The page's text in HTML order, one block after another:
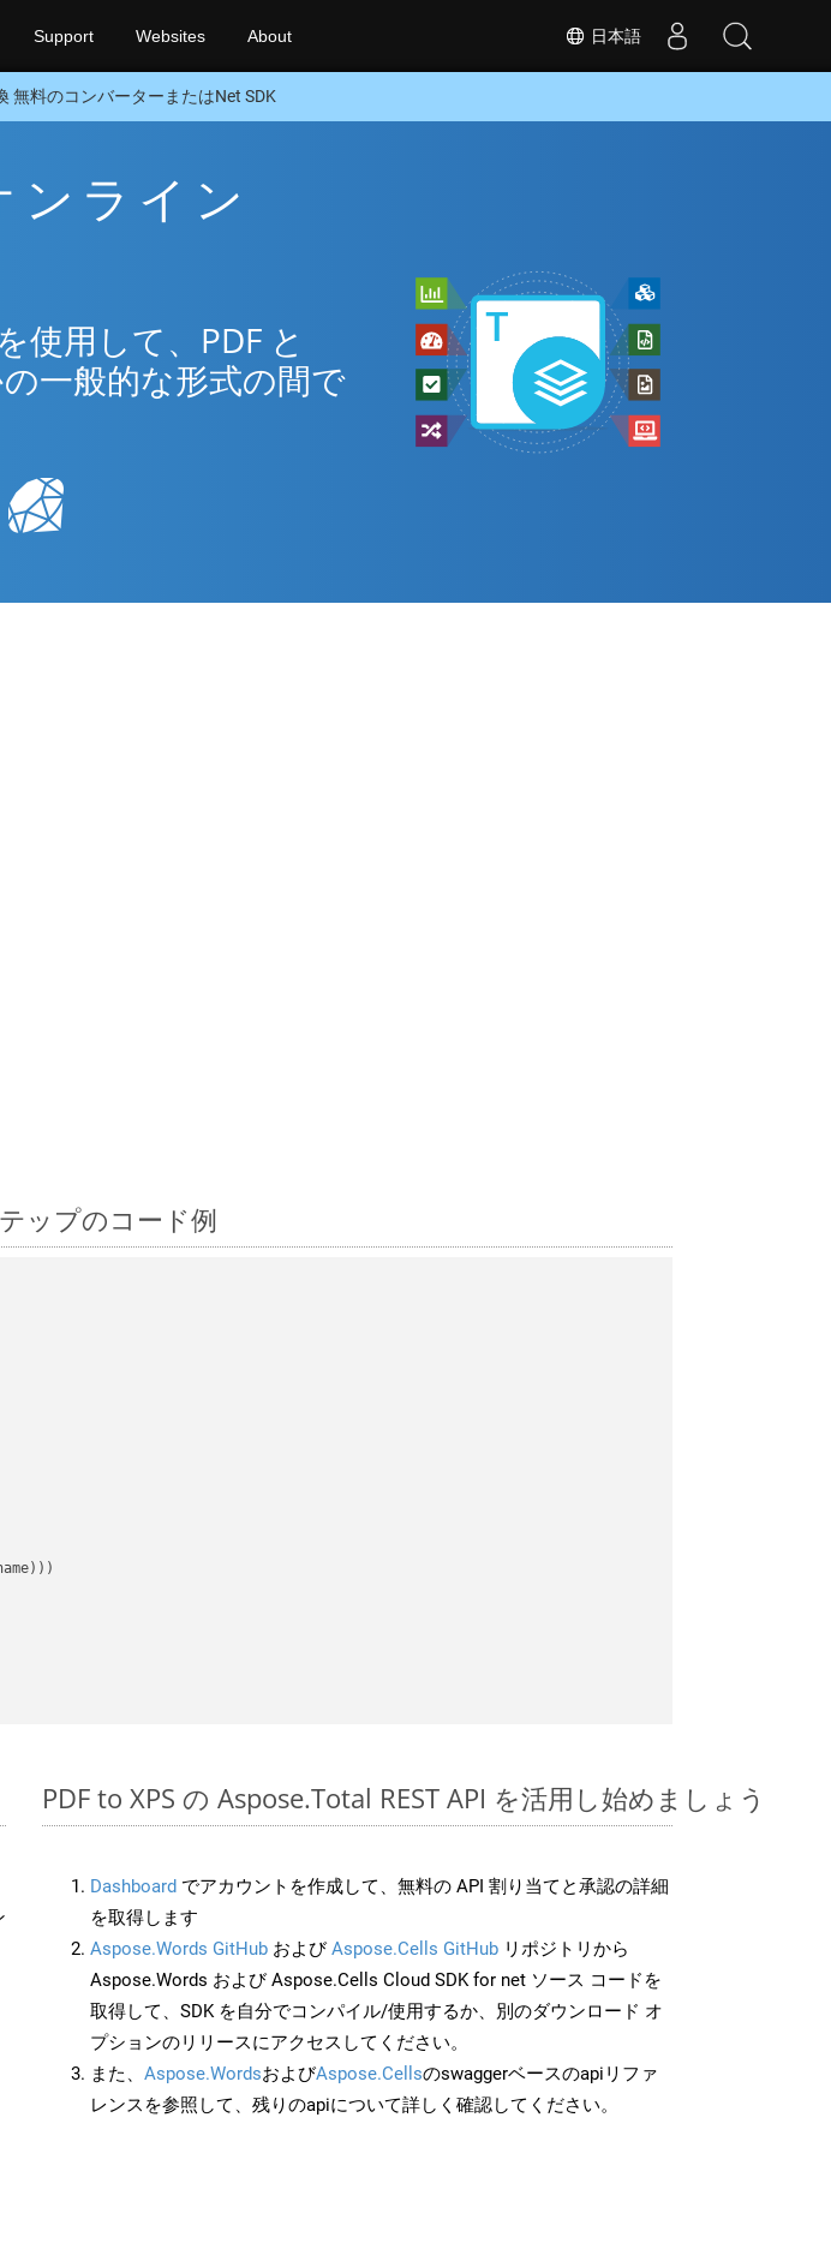
日本語
Support Websites About
無料のコンバーターまたはNet SDK
ンライン
使用して、PDF と
一般的な形式の間で
ップのコード例
PDF to XPS の Aspose.Total REST API を活用し始めましょう
Dashboard でアカウントを作成して、無料の API 割り当てと承認の詳細
を取得します
Aspose.Words GitHub およびAspose.Cells GitHub リポジトリから
Aspose.Words および Aspose.Cells Cloud SDK for net ソース コードを
取得して、SDK を自分でコンパイル/使用するか、別のダウンロード オ
プションのリリースにアクセスしてください。
また、 Aspose.WordsおよびAspose.Cellsのswaggerベースのapiリファ
レンスを参照して、残りのapiについて詳しく確認してください。